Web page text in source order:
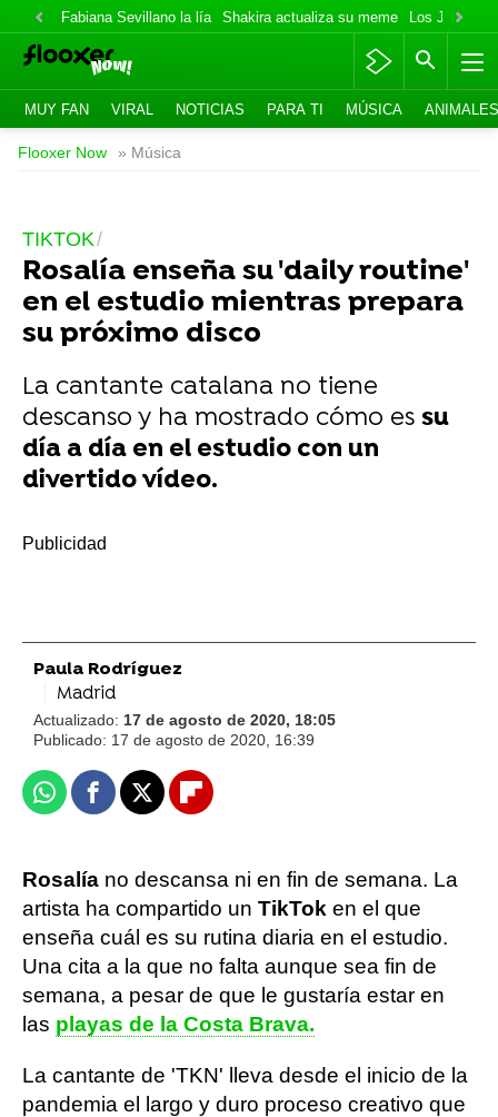
Fabiana Sevillano la lía Shakira actualiza su meme Los Jonas
MUY FAN VIRAL NOTICIAS PARA TI MÚSICA ANIMALES
Flooxer Now » Música
TIKTOK
Rosalía enseña su 'daily routine'
en el estudio mientras prepara
su próximo disco
La cantante catalana no tiene
descanso y ha mostrado cómo es su
día a día en el estudio con un
divertido vídeo.
Paula Rodríguez
Madrid
Actualizado: 17 de agosto de 2020, 18:05
Publicado: 17 de agosto de 2020, 16:39
WhatsappFacebook
X Flipboard
Rosalía no descansa ni en fin de semana. La
artista ha compartido un TikTok en el que
enseña cuál es su rutina diaria en el estudio.
Una cita a la que no falta aunque sea fin de
semana, a pesar de que le gustaría estar en
las playas de la Costa Brava.
La cantante de 'TKN' lleva desde el inicio de la
pandemia el largo y duro proceso creativo que